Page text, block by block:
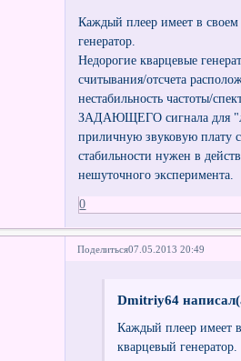
Каждый плеер имеет в своем
генератор.
Недорогие кварцевые
считывания/отсчета
нестабильность частоты/
ЗАДАЮЩЕГО сигнала для
приличную звуковую плату
стабильности нужен в
нешуточного эксперимента.
0
Поделиться07.05.2013 20:49
Dmitriy64
Каждый плеер имеет в
кварцевый генератор.